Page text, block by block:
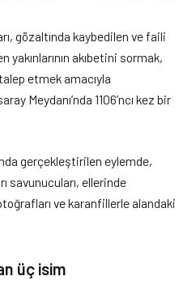
gözaltında kaybedilen ve faili
akıbetini sormak,
etmek amacıyla
Meydanı’nda 1106’ncı kez bir
gerçekleştirilen eylemde,
savunucuları, ellerinde
ve karanfillerle alandaki
üç isim